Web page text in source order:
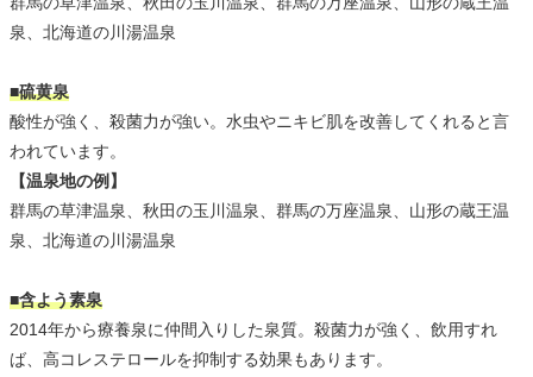
泉、北海道の川湯温泉
■硫黄泉
酸性が強く、殺菌力が強い。水虫やニキビ肌を改善してくれると言
われています。
【温泉地の例】
群馬の草津温泉、秋田の玉川温泉、群馬の万座温泉、山形の蔵王温
泉、北海道の川湯温泉
■含よう素泉
2014年から療養泉に仲間入りした泉質。殺菌力が強く、飲用すれ
ば、高コレステロールを抑制する効果もあります。